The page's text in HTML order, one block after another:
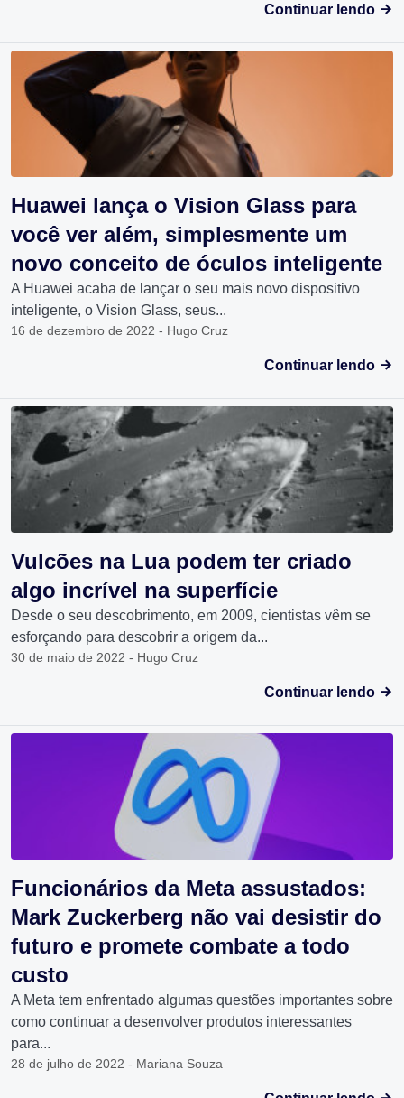
Continuar lendo
Huawei lança o Vision Glass para
você ver além, simplesmente um
novo conceito de óculos inteligente
A Huawei acaba de lançar o seu mais novo dispositivo
inteligente, o Vision Glass, seus...
16 de dezembro de 2022 - Hugo Cruz
Continuar lendo
Vulcões na Lua podem ter criado
algo incrível na superfície
Desde o seu descobrimento, em 2009, cientistas vêm se
esforçando para descobrir a origem da...
30 de maio de 2022 - Hugo Cruz
Continuar lendo
Funcionários da Meta assustados:
Mark Zuckerberg não vai desistir do
futuro e promete combate a todo
custo
A Meta tem enfrentado algumas questões importantes sobre
como continuar a desenvolver produtos interessantes
para...
28 de julho de 2022 - Mariana Souza